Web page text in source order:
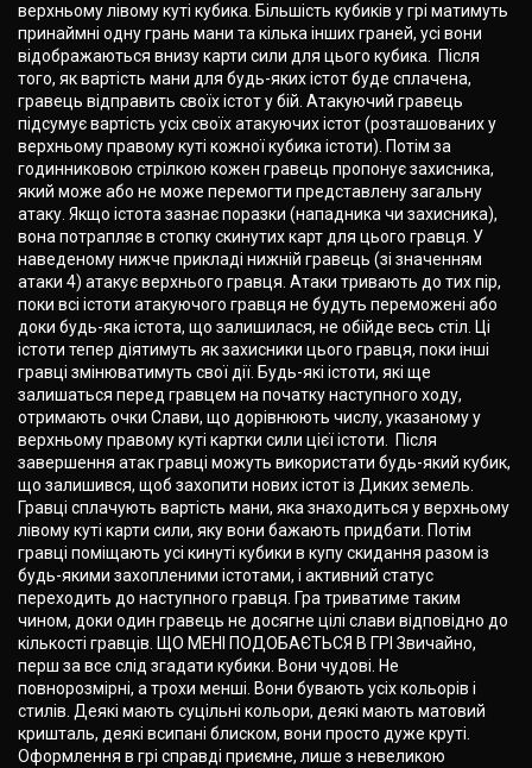
верхньому лівому куті кубика. Більшість кубиків у грі матимуть
принаймні одну грань мани та кілька інших граней, усі вони
відображаються внизу карти сили для цього кубика. Після
того, як вартість мани для будь-яких істот буде сплачена,
гравець відправить своїх істот у бій. Атакуючий гравець
підсумує вартість усіх своїх атакуючих істот (розташованих у
верхньому правому куті кожної кубика істоти). Потім за
годинниковою стрілкою кожен гравець пропонує захисника,
який може або не може перемогти представлену загальну
атаку. Якщо істота зазнає поразки (нападника чи захисника),
вона потрапляє в стопку скинутих карт для цього гравця. У
наведеному нижче прикладі нижній гравець (зі значенням
атаки 4) атакує верхнього гравця. Атаки тривають до тих пір,
поки всі істоти атакуючого гравця не будуть переможені або
доки будь-яка істота, що залишилася, не обійде весь стіл. Ці
істоти тепер діятимуть як захисники цього гравця, поки інші
гравці змінюватимуть свої дії. Будь-які істоти, які ще
залишаться перед гравцем на початку наступного ходу,
отримають очки Слави, що дорівнюють числу, указаному у
верхньому правому куті картки сили цієї істоти. Після
завершення атак гравці можуть використати будь-який кубик,
що залишився, щоб захопити нових істот із Диких земель.
Гравці сплачують вартість мани, яка знаходиться у верхньому
лівому куті карти сили, яку вони бажають придбати. Потім
гравці поміщають усі кинуті кубики в купу скидання разом із
будь-якими захопленими істотами, і активний статус
переходить до наступного гравця. Гра триватиме таким
чином, доки один гравець не досягне цілі слави відповідно до
кількості гравців. ЩО МЕНІ ПОДОБАЄТЬСЯ В ГРІ Звичайно,
перш за все слід згадати кубики. Вони чудові. Не
повнорозмірні, а трохи менші. Вони бувають усіх кольорів і
стилів. Деякі мають суцільні кольори, деякі мають матовий
кришталь, деякі всипані блиском, вони просто дуже круті.
Оформлення в грі справді приємне, лише з невеликою